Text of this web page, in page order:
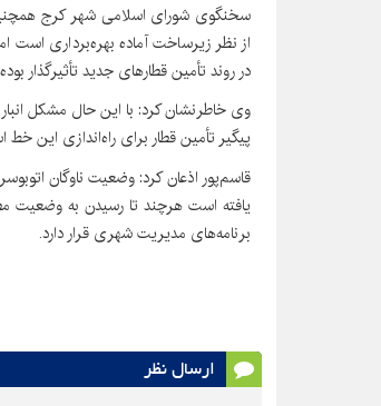
از نظر زیرساخت آماده بهره‌برداری است
در روند تأمین قطارهای جدید تأثیرگذار
وی خاطرنشان کرد: با این حال مشکل
پیگیر تأمین قطار برای راه‌اندازی این
قاسم‌پور اذعان کرد: وضعیت ناوگان
یافته است هرچند تا رسیدن به وضعیت
برنامه‌های مدیریت شهری قرار دارد.
ارسال نظر